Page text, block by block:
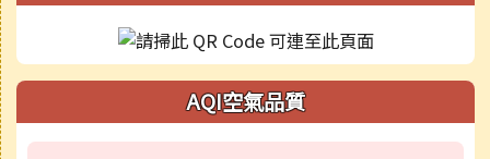
AQI空氣品質